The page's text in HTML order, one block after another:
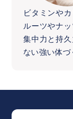
ビタミンや
ルーツやナ
集中力と持
ない強い体づ